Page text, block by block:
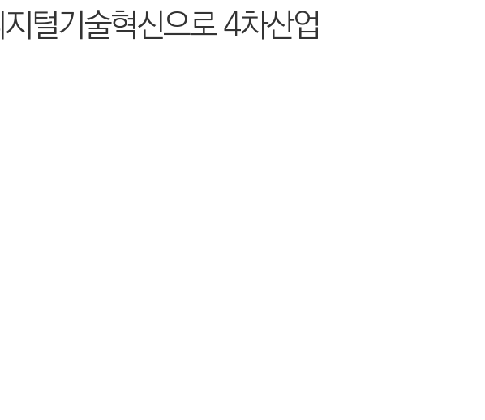
털기술혁신으로 4차산업